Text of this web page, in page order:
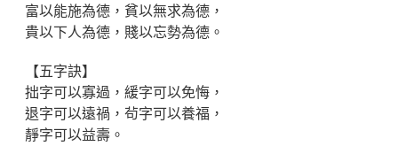
富以能施為德，貧以無求為德，
貴以下人為德，賤以忘勢為德。
【五字訣】
拙字可以寡過，緩字可以免悔，
退字可以遠禍，茍字可以養福，
靜字可以益壽。